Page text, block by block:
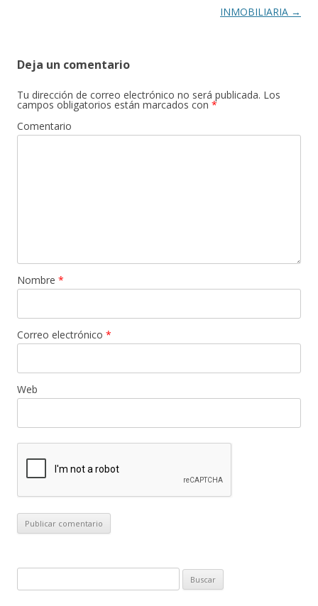
INMOBILIARIA →
Deja un comentario
Tu dirección de correo electrónico no será publicada. Los
campos obligatorios están marcados con *
Comentario
Nombre *
Correo electrónico *
Web
u